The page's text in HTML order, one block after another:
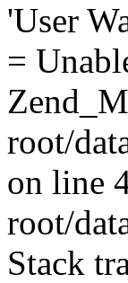
'User
=
root/
on line
root/
Stack